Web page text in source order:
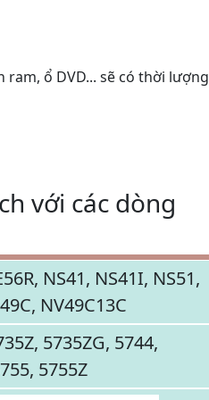
ổ DVD... sẽ có thời lượng
với các dòng
NS41, NS41I, NS51,
NV49C13C
5735ZG, 5744,
5755Z